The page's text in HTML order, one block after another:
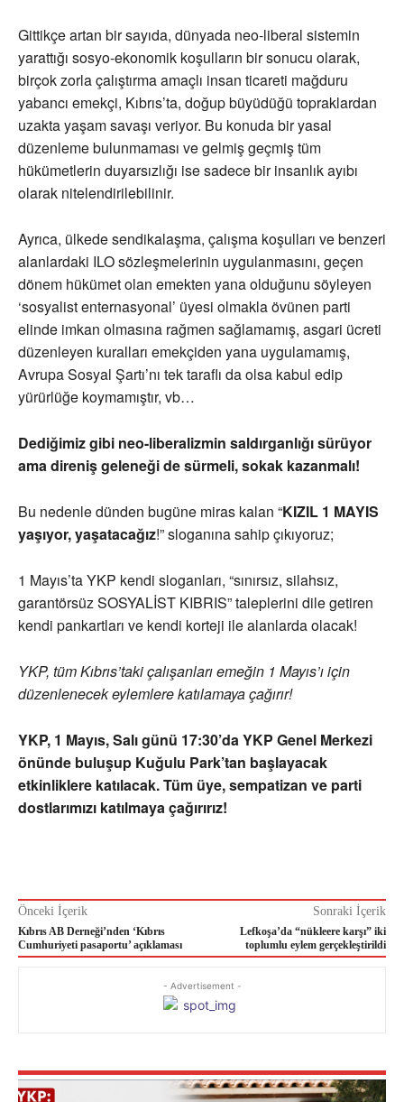
Gittikçe artan bir sayıda, dünyada neo-liberal sistemin
yarattığı sosyo-ekonomik koşulların bir sonucu olarak,
birçok zorla çalıştırma amaçlı insan ticareti mağduru
yabancı emekçi, Kıbrıs’ta, doğup büyüdüğü topraklardan
uzakta yaşam savaşı veriyor. Bu konuda bir yasal
düzenleme bulunmaması ve gelmiş geçmiş tüm
hükümetlerin duyarsızlığı ise sadece bir insanlık ayıbı
olarak nitelendirilebilinir.
Ayrıca, ülkede sendikalaşma, çalışma koşulları ve benzeri
alanlardaki ILO sözleşmelerinin uygulanmasını, geçen
dönem hükümet olan emekten yana olduğunu söyleyen
‘sosyalist enternasyonal’ üyesi olmakla övünen parti
elinde imkan olmasına rağmen sağlamamış, asgari ücreti
düzenleyen kuralları emekçiden yana uygulamamış,
Avrupa Sosyal Şartı’nı tek taraflı da olsa kabul edip
yürürlüğe koymamıştır, vb…
Dediğimiz gibi neo-liberalizmin saldırganlığı sürüyor
ama direniş geleneği de sürmeli, sokak kazanmalı!
Bu nedenle dünden bugüne miras kalan “KIZIL 1 MAYIS
yaşıyor, yaşatacağız!” sloganına sahip çıkıyoruz;
1 Mayıs’ta YKP kendi sloganları, “sınırsız, silahsız,
garantörsüz SOSYALİST KIBRIS” taleplerini dile getiren
kendi pankartları ve kendi korteji ile alanlarda olacak!
YKP, tüm Kıbrıs’taki çalışanları emeğin 1 Mayıs’ı için
düzenlenecek eylemlere katılamaya çağırır!
YKP, 1 Mayıs, Salı günü 17:30’da YKP Genel Merkezi
önünde buluşup Kuğulu Park’tan başlayacak
etkinliklere katılacak. Tüm üye, sempatizan ve parti
dostlarımızı katılmaya çağırırız!
Önceki İçerik
Kıbrıs AB Derneği’nden ‘Kıbrıs
Cumhuriyeti pasaportu’ açıklaması
Sonraki İçerik
Lefkoşa’da “nükleere karşı” iki
toplumlu eylem gerçekleştirildi
- Advertisement -